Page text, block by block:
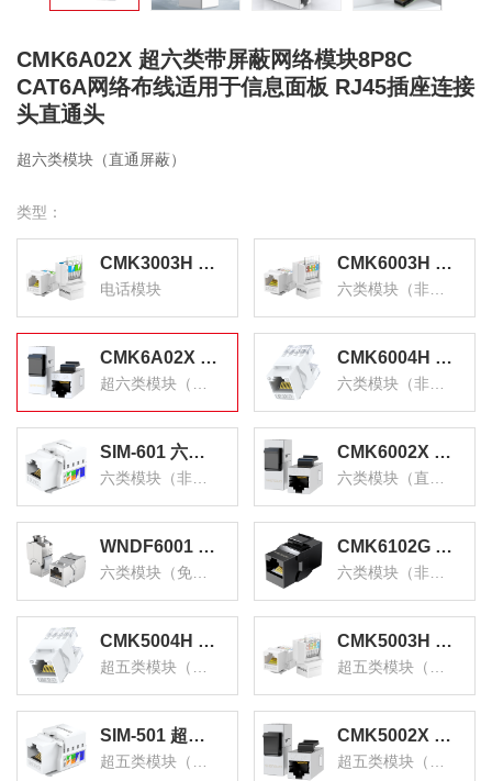
CMK6A02X 超六类带屏蔽网络模块8P8C
CAT6A网络布线适用于信息面板 RJ45插座连接
头直通头
超六类模块（直通屏蔽）
类型：
CMK3003H 语音电话模块 CAT3电话线面板模块 RJ11电话4芯镀金模块通信插座 单个装
电话模块
CMK6003H 六类网络模块 CAT6免打镀金网络面板模块 RJ45水晶头电脑网线插座连接头
CMK6A02X 超六类带屏蔽网络模块8P8C CAT6A网络布线适用于信息面板 RJ45插座连接头直通头 CMK6004H 六类网络模块 CAT6千兆网线面板连接器非屏蔽 RJ45水晶头电脑插座连接头直通头 单个装
SIM-601 六类非屏蔽网络模块8P8C CAT6网络布线适用于信息面板 RJ45插座连接头直通头 CMK6002X 六类带屏蔽网络模块8P8C CAT6网络布线适用于信息面板 RJ45插座连接头直通头
WNDF6001 六类免打直插带屏蔽网络模块8P8C CAT6网络布线适用于信息面板 RJ45插座连接头直通头 CMK6102G 六类非屏蔽网络模块8P8C CAT6网络布线适用于信息面板 RJ45插座连接头直通头
CMK5004H 超五类网络模块 CAT5e网线面板连接器非屏蔽 RJ45水晶头电脑插座连接头直通头 单个装 CMK5003H 超五类网络模块 CAT5e免打网络面板模块 RJ45水晶头电脑网线插座连接头
SIM-501 超五类非屏蔽网络模块8P8C CAT5E网络布线适用于信息面板 RJ45插座连接头直通头 CMK5002X 超五类屏蔽网络模块8P8C CAT5E网络布线适用于信息面板 RJ45插座连接头直通头